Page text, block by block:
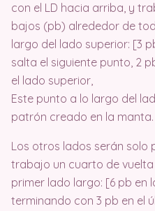
con el LD hacia arriba, y
bajos (pb) alrededor de
largo del lado superior: [3
salta el siguiente punto, 2
el lado superior,
Este punto a lo largo del
patrón creado en la manta.
Los otros lados serán solo
trabajo un cuarto de
primer lado largo: [6 pb en
terminando con 3 pb en el